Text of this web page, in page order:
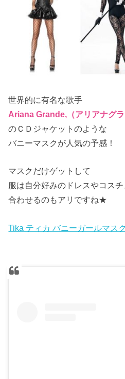
世界的に有名な歌手
Ariana Grande,（アリアナグラ
のＣＤジャケットのような
バニーマスクが人気の予感！
マスクだけゲットして
服は自分好みのドレスやコス
合わせるのもアリですね★
Tika ティカ バニーガールマスク